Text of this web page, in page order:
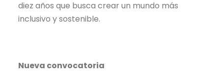
diez años que busca crear un mundo más
inclusivo y sostenible.
Nueva convocatoria